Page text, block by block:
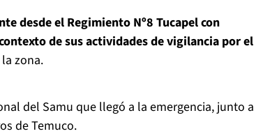
desde el Regimiento Nº8 Tucapel con
de sus actividades de vigilancia por el
zona.
del Samu que llegó a la emergencia, junto a
de Temuco.